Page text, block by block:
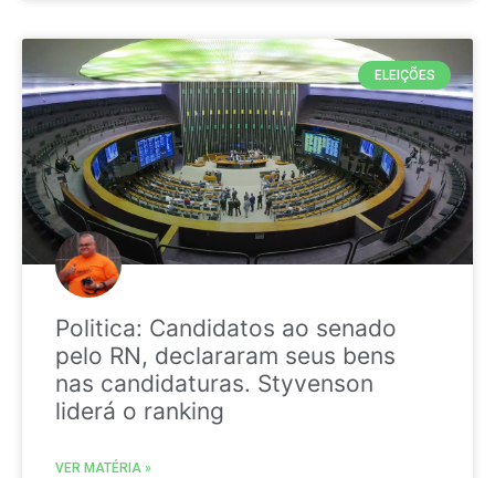
ELEIÇÕES
Politica: Candidatos ao senado
pelo RN, declararam seus bens
nas candidaturas. Styvenson
liderá o ranking
VER MATÉRIA »